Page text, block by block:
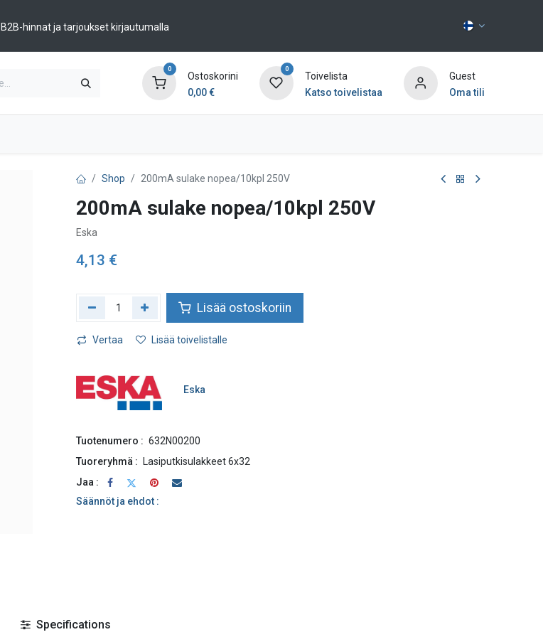
B2B-hinnat ja tarjoukset kirjautumalla
0
Ostoskorini
0,00€
0
Toivelista
Katso toivelistaa
Guest
Oma tili
Shop 200mA sulake nopea/10kpl 250V
200mA sulake nopea/10kpl 250V
Eska
4,13 €
Lisää ostoskoriin
Vertaa Lisää toivelistalle
Eska
Tuotenumero : 632N00200
Tuoreryhmä :
Lasiputkisulakkeet 6x32
Jaa :
Säännöt ja ehdot :
Specifications